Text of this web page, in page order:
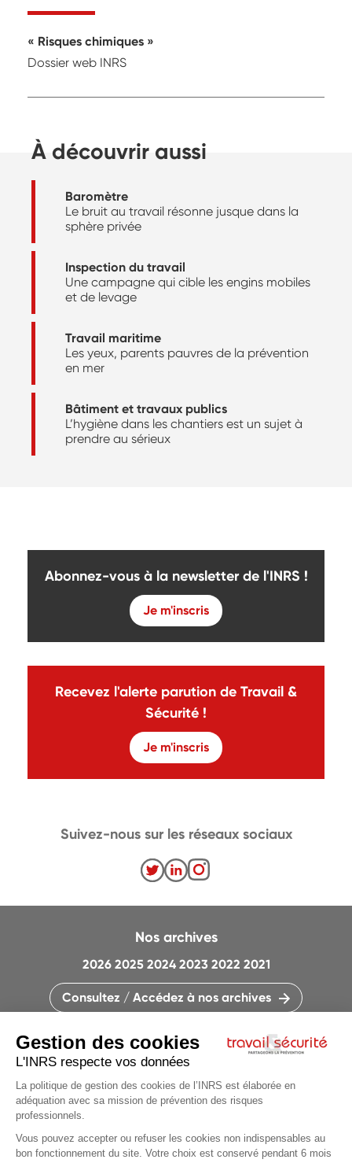
Risques chimiques
Dossier web INRS
À découvrir aussi
Baromètre
Le bruit au travail résonne jusque dans la
sphère privée
Inspection du travail
Une campagne qui cible les engins mobiles
et de levage
Travail maritime
Les yeux, parents pauvres de la prévention
en mer
Bâtiment et travaux publics
L’hygiène dans les chantiers est un sujet à
prendre au sérieux
Abonnez-vous à la newsletter de l'INRS !
Je m'inscris
Recevez l'alerte parution de Travail &
Sécurité !
Je m'inscris
CONTACTEZ LA RÉDACTION
QUI SOMMES-NOUS ?
PLAN DU SITE
Nos archives
2026 2025 2024 2023 2022 2021
Consultez / Accédez à nos archives
Suivez-nous sur les réseaux sociaux